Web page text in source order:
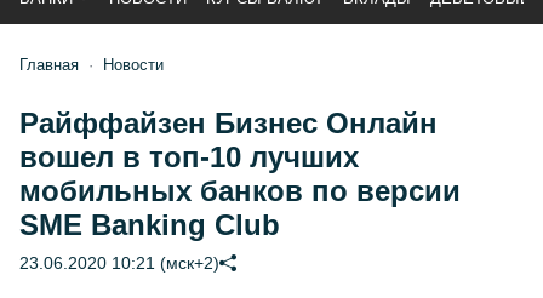
Главная Новости
Райффайзен Бизнес Онлайн
вошел в топ-10 лучших
мобильных банков по версии
SME Banking Club
23.06.2020 10:21 (мск+2)